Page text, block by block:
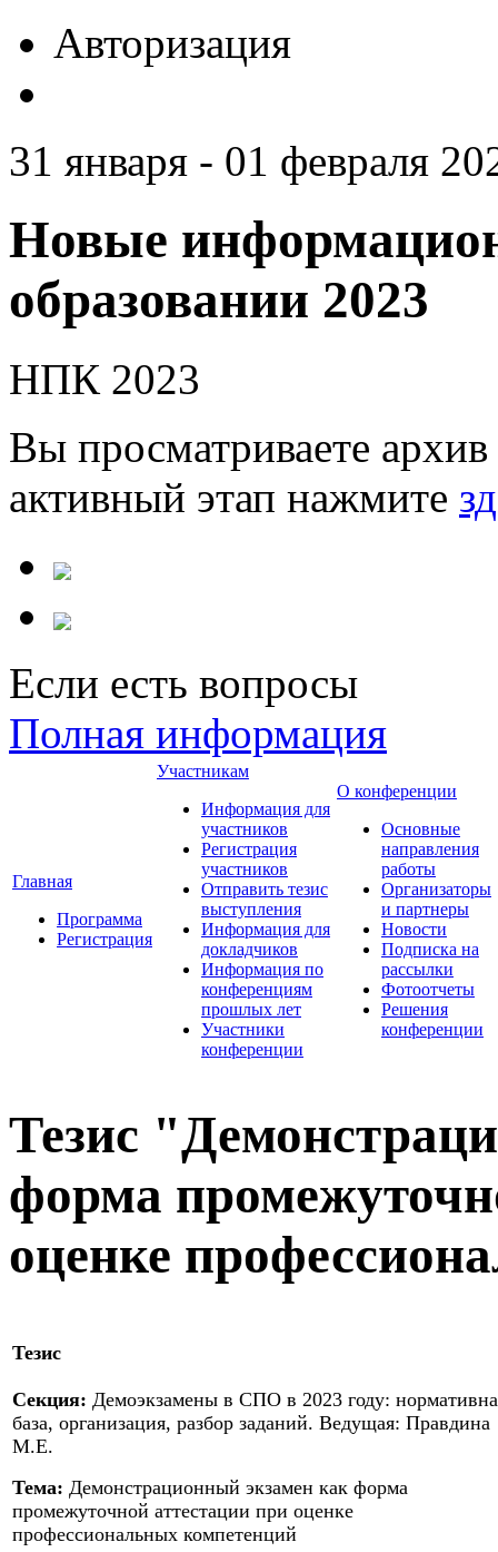
Авторизация
31 января - 01 февраля
Новые
образовании 2023
НПК 2023
Вы просматриваете
активный этап нажмите
Если есть вопросы
Полная информация
Главная
Программа
Регистрация
Участникам
Информация для
участников
Регистрация
участников
Отправить тезис
выступления
Информация для
докладчиков
Информация по
конференциям
прошлых лет
Участники
конференции
О конференции
Основные
направления
работы
Организаторы
и партнеры
Новости
Подписка на
рассылки
Фотоотчеты
Решения
конференции
Тезис
форма
оценке
Тезис
Секция: Демоэкзамены в СПО в 2023 году:
база, организация, разбор заданий. Ведущая: Правдина
М.Е.
Тема: Демонстрационный экзамен как форма
промежуточной аттестации при оценке
профессиональных компетенций